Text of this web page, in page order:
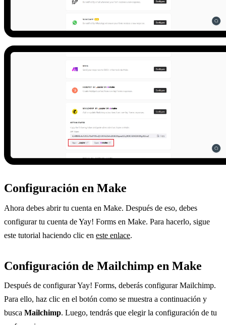
Configuración en Make
Ahora debes abrir tu cuenta en Make. Después de eso, debes
configurar tu cuenta de Yay! Forms en Make. Para hacerlo, sigue
este tutorial haciendo clic en este enlace.
Configuración de Mailchimp en Make
Después de configurar Yay! Forms, deberás configurar Mailchimp.
Para ello, haz clic en el botón como se muestra a continuación y
busca Mailchimp. Luego, tendrás que elegir la configuración de tu